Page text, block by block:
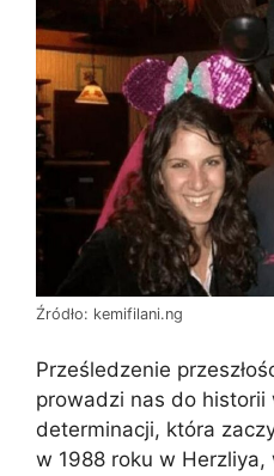
Źródło: kemifilani.ng
Prześledzenie
prowadzi nas do historii
determinacji, która
w 1988 roku w Herzliya,